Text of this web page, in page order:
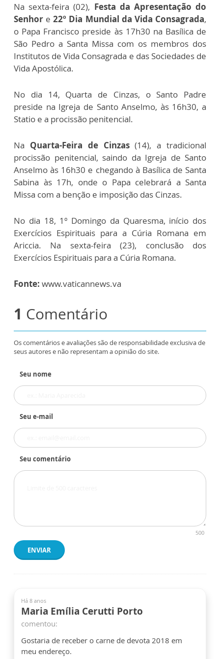
Na sexta-feira (02), Festa da Apresentação do
Senhor e22º Dia Mundial da Vida Consagrada,
o Papa Francisco preside às 17h30 na Basílica de
São Pedro a Santa Missa com os membros dos
Institutos de Vida Consagrada e das Sociedades de
Vida Apostólica.
No dia 14, Quarta de Cinzas, o Santo Padre
preside na Igreja de Santo Anselmo, às 16h30, a
Statio e a procissão penitencial.
Na Quarta-Feira de Cinzas(14), a tradicional
procissão penitencial, saindo da Igreja de Santo
Anselmo às 16h30 e chegando à Basílica de Santa
Sabina às 17h, onde o Papa celebrará a Santa
Missa com a benção e imposição das Cinzas.
No dia 18, 1º Domingo da Quaresma, início dos
Exercícios Espirituais para a Cúria Romana em
Ariccia. Na sexta-feira (23), conclusão dos
Exercícios Espirituais para a Cúria Romana.
Fonte: www.vaticannews.va
1 Comentário
Os comentários e avaliações são de responsabilidade exclusiva de
seus autores e não representam a opinião do site.
Seu nome
Seu e-mail
Seu comentário
500
ENVIAR
Há 8 anos
Maria Emília Cerutti Porto
comentou:
Gostaria de receber o carne de devota 2018 em
meu endereço.